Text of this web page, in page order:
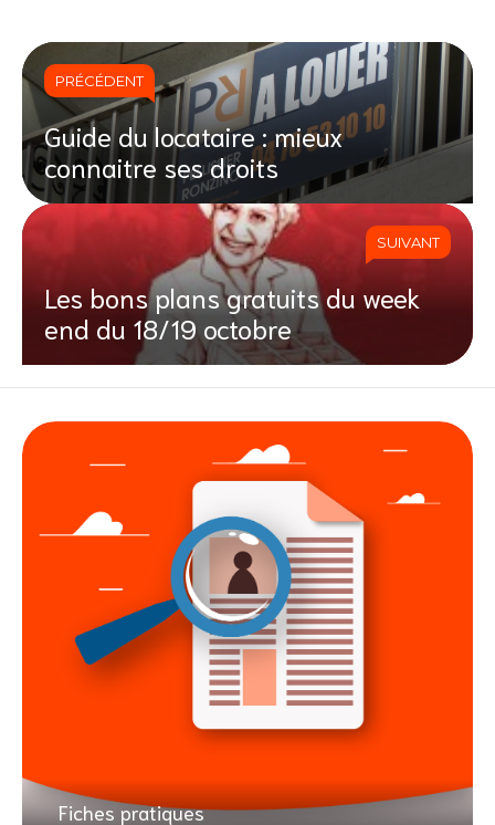
PRÉCÉDENT
Guide du locataire : mieux
connaitre ses droits
SUIVANT
Les bons plans gratuits du week
end du 18/19 octobre
Fiches pratiques